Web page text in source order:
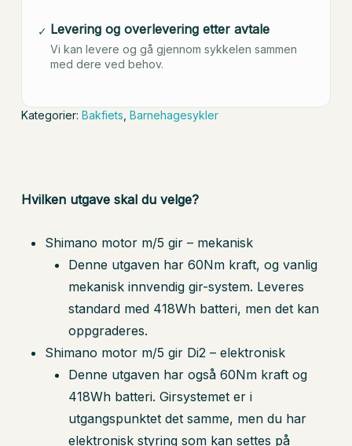
✓ Levering og overlevering etter avtale
Vi kan levere og gå gjennom sykkelen sammen
med dere ved behov.
Kategorier: Bakfiets Barnehagesykler
Hvilken utgave skal du velge?
Shimano motor m/5 gir – mekanisk
Denne utgaven har 60Nm kraft, og vanlig
mekanisk innvendig gir-system. Leveres
standard med 418Wh batteri, men det kan
oppgraderes.
Shimano motor m/5 gir Di2 – elektronisk
Denne utgaven har også 60Nm kraft og
418Wh batteri. Girsystemet er i
utgangspunktet det samme, men du har
elektronisk styring som kan settes på